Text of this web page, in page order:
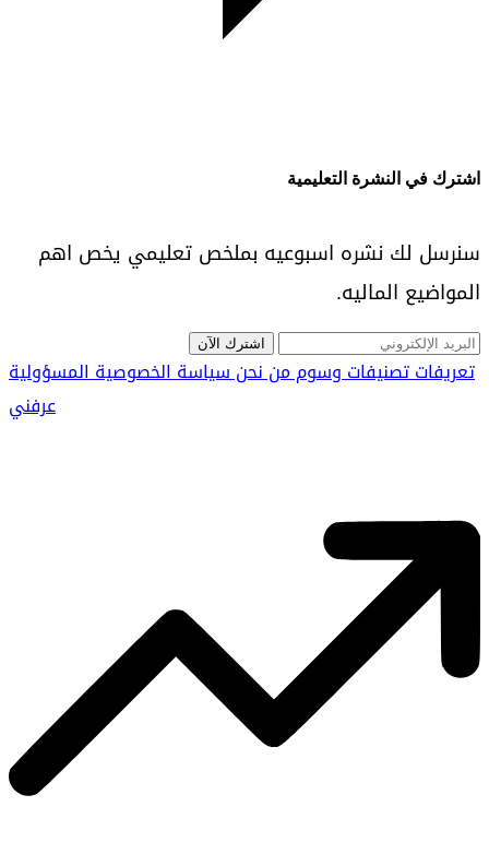
اشترك في النشرة التعليمية
سنرسل لك نشره اسبوعيه بملخص تعليمي يخص اهم
المواضيع الماليه.
اشترك الآن
تعريفاتتصنيفاتوسوممن نحنسياسة الخصوصيةالمسؤولية
عرفني